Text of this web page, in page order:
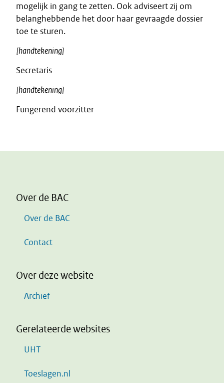
mogelijk in gang te zetten. Ook adviseert zij om
belanghebbende het door haar gevraagde dossier
toe te sturen.
[handtekening]
Secretaris
[handtekening]
Fungerend voorzitter
Over de BAC
Over de BAC
Contact
Over deze website
Archief
Gerelateerde websites
UHT
Toeslagen.nl